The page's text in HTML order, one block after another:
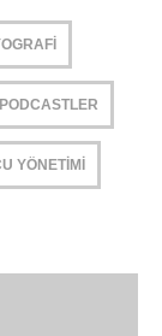
PODCASTLER
YÖNETIMI